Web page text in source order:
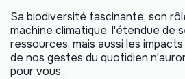
Sa biodiversité fascinante, son
machine climatique, l'étendue de
ressources, mais aussi les
de nos gestes du quotidien
pour vous...